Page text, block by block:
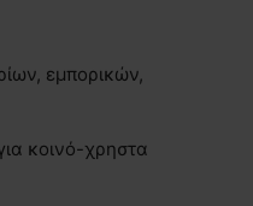
εμπορικών,
κοινό-χρηστα